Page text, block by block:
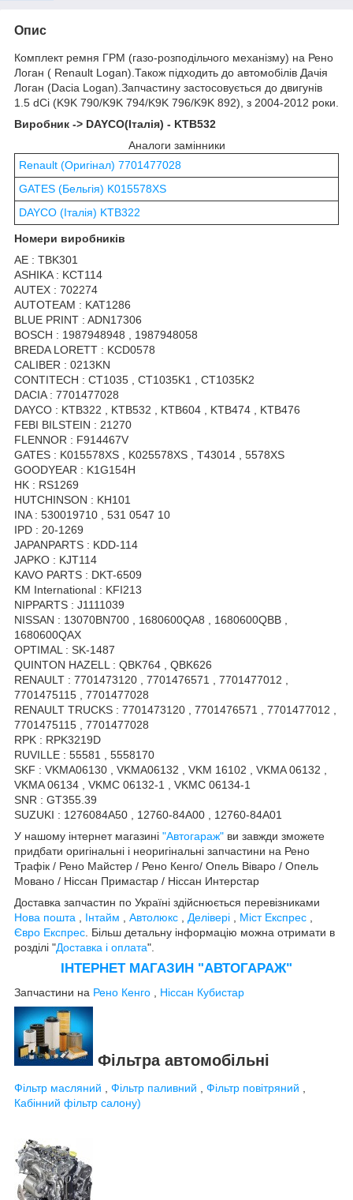
Опис
Комплект ремня ГРМ (газо-розподільчого механізму) на Рено
Логан ( Renault Logan).Також підходить до автомобілів Дачія
Логан (Dacia Logan).Запчастину застосовується до двигунів
1.5 dCi (K9K 790/K9K 794/K9K 796/K9K 892), з 2004-2012 роки.
Виробник -> DAYCO(Італія) - KTB532
Аналоги замінники
Renault (Оригінал) 7701477028
GATES (Бельгія) K015578XS
DAYCO (Італія) KTB322
Номери виробників
AE : TBK301
ASHIKA : KCT114
AUTEX : 702274
AUTOTEAM : KAT1286
BLUE PRINT : ADN17306
BOSCH : 1987948948 , 1987948058
BREDA LORETT : KCD0578
CALIBER : 0213KN
CONTITECH : CT1035 , CT1035K1 , CT1035K2
DACIA : 7701477028
DAYCO : KTB322 , KTB532 , KTB604 , KTB474 , KTB476
FEBI BILSTEIN : 21270
FLENNOR : F914467V
GATES : K015578XS , K025578XS , T43014 , 5578XS
GOODYEAR : K1G154H
HK : RS1269
HUTCHINSON : KH101
INA : 530019710 , 531 0547 10
IPD : 20-1269
JAPANPARTS : KDD-114
JAPKO : KJT114
KAVO PARTS : DKT-6509
KM International : KFI213
NIPPARTS : J1111039
NISSAN : 13070BN700 , 1680600QA8 , 1680600QBB ,
1680600QAX
OPTIMAL : SK-1487
QUINTON HAZELL : QBK764 , QBK626
RENAULT : 7701473120 , 7701476571 , 7701477012 ,
7701475115 , 7701477028
RENAULT TRUCKS : 7701473120 , 7701476571 , 7701477012 ,
7701475115 , 7701477028
RPK : RPK3219D
RUVILLE : 55581 , 5558170
SKF : VKMA06130 , VKMA06132 , VKM 16102 , VKMA 06132 ,
VKMA 06134 , VKMC 06132-1 , VKMC 06134-1
SNR : GT355.39
SUZUKI : 1276084A50 , 12760-84A00 , 12760-84A01
У нашому інтернет магазині "Автогараж" ви завжди зможете
придбати оригінальні і неоригінальні запчастини на Рено
Трафік / Рено Майстер / Рено Кенго/ Опель Віваро / Опель
Мовано / Ніссан Примастар / Ніссан Интерстар
Доставка запчастин по Україні здійснюється перевізниками
Нова пошта
Інтайм Автолюкс Делівері Міст Експрес
Євро Експрес . Більш детальну інформацію можна отримати в
розділі "Доставка і оплата".
ІНТЕРНЕТ МАГАЗИН "АВТОГАРАЖ"
Запчастини на Рено Кенго Ніссан Кубистар
Фільтра автомобільні
Фільтр масляний , Фільтр паливний , Фільтр повітряний ,
Кабінний фільтр салону)